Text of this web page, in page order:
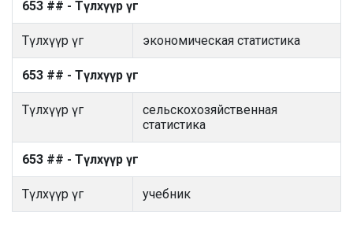
653 ## - Түлхүүр үг
Түлхүүр үг экономическая статистика
653 ## - Түлхүүр үг
Түлхүүр үг
сельскохозяйственная
статистика
653 ## - Түлхүүр үг
Түлхүүр үг учебник